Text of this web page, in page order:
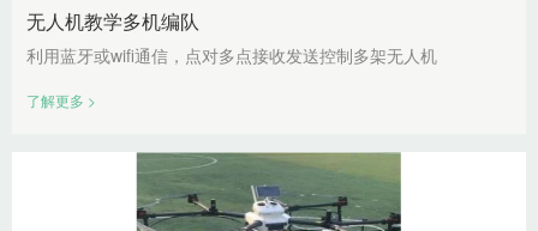
无人机教学多机编队
利用蓝牙或wifi通信，点对多点接收发送控制多架无人机
了解更多 >